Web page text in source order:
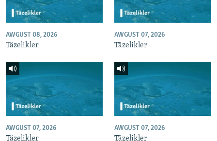
AWGUST 08, 2026
Täzelikler
AWGUST 07, 2026
Täzelikler
AWGUST 07, 2026
Täzelikler
AWGUST 07, 2026
Täzelikler